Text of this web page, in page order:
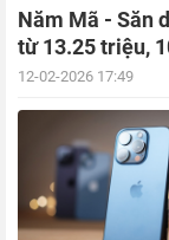
Năm Mã - Săn
từ 13.25 triệu,
12-02-2026 17:49